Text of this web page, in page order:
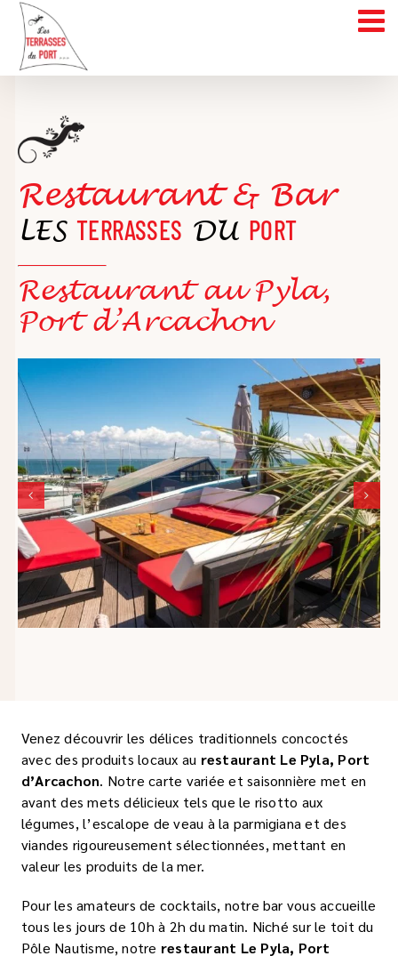
Skip
content
Restaurant & Bar
LES TERRASSES DU PORT
Restaurant au Pyla,
Port d’Arcachon
Venez découvrir les délices traditionnels concoctés
avec des produits locaux au restaurant Le Pyla, Port
d’Arcachon. Notre carte variée et saisonnière met en
avant des mets délicieux tels que le risotto aux
légumes, l’escalope de veau à la parmigiana et des
viandes rigoureusement sélectionnées, mettant en
valeur les produits de la mer.
Pour les amateurs de cocktails, notre bar vous accueille
tous les jours de 10h à 2h du matin. Niché sur le toit du
Pôle Nautisme, notre restaurant Le Pyla, Port